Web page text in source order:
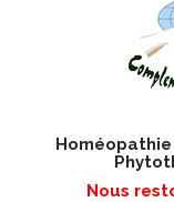
Nous